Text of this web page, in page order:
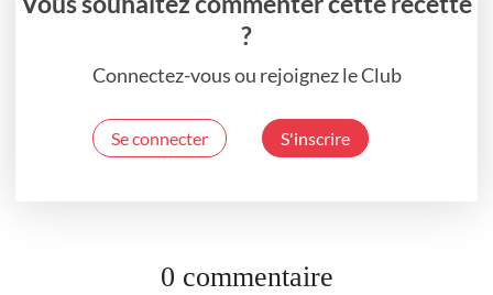
?
Connectez-vous ou rejoignez le Club
Se connecter S'inscrire
0 commentaire